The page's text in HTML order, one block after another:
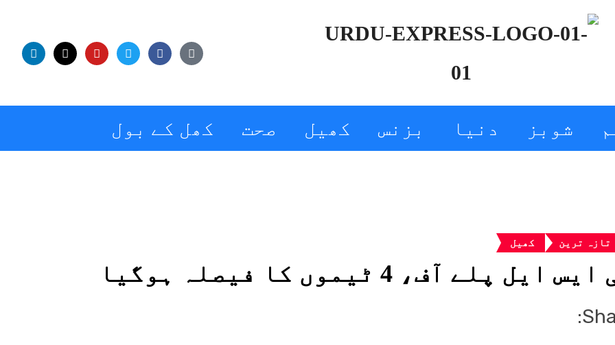
شوبز دنیا بزنس کھیل صحت کھل کے بول
تازہ ترین کھیل
ایل پلے آف، 4 ٹیموں کا فیصلہ ہوگیا